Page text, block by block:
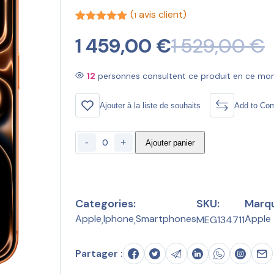
sur 5
basé sur
(1 avis client)
1 529,00€
1 459,00 €
12 personnes consultent ce produit en ce
Ajouter à la liste de souhaits Add to
- + Ajouter panier
Categories:
Apple,Iphone,Smartphones
SKU:
MEG134711Apple
Partager :